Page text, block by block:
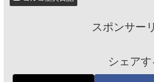
スポンサー
シェアす